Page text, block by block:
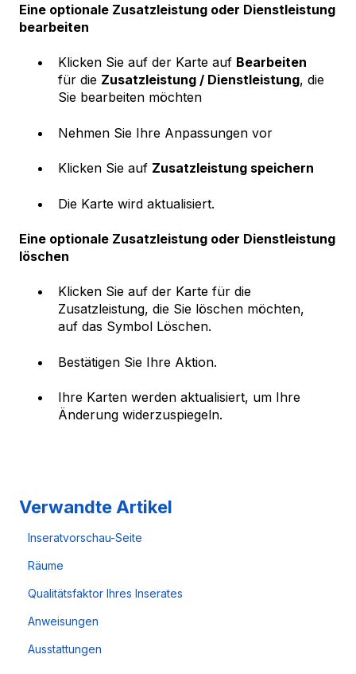
Eine optionale Zusatzleistung oder Dienstleistung
bearbeiten
Klicken Sie auf der Karte auf Bearbeiten
für die Zusatzleistung / Dienstleistung, die
Sie bearbeiten möchten
Nehmen Sie Ihre Anpassungen vor
Klicken Sie auf Zusatzleistung speichern
Die Karte wird aktualisiert.
Eine optionale Zusatzleistung oder Dienstleistung
löschen
Klicken Sie auf der Karte für die
Zusatzleistung, die Sie löschen möchten,
auf das Symbol Löschen.
Bestätigen Sie Ihre Aktion.
Ihre Karten werden aktualisiert, um Ihre
Änderung widerzuspiegeln.
Verwandte Artikel
Inseratvorschau-Seite
Räume
Qualitätsfaktor Ihres Inserates
Anweisungen
Ausstattungen